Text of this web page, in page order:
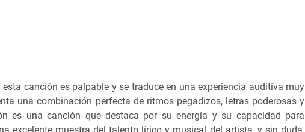
canción es palpable y se traduce en una experiencia auditiva muy
una combinación perfecta de ritmos pegadizos, letras poderosas y
es una canción que destaca por su energía y su capacidad para